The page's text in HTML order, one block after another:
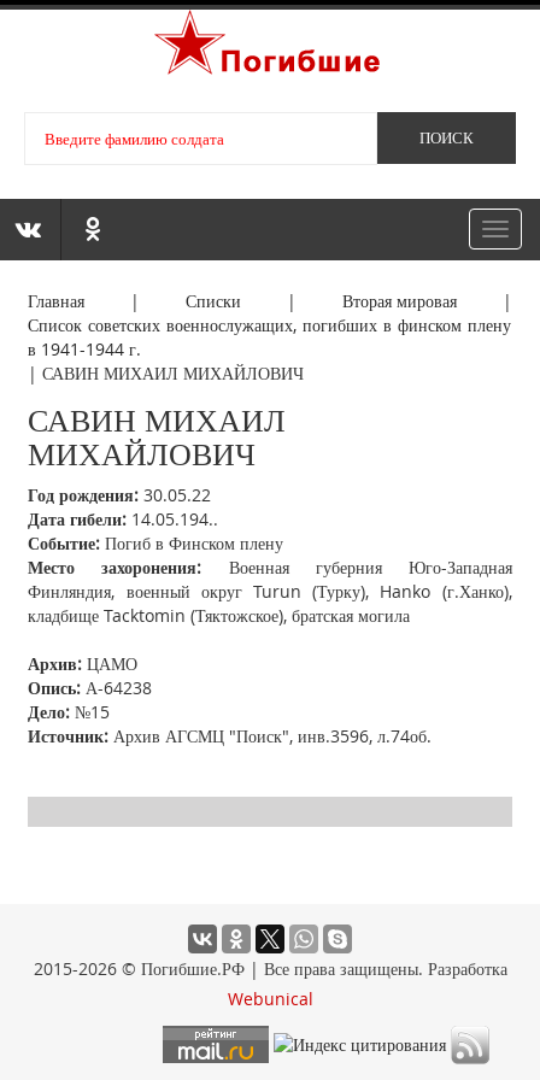
Главная |Списки | Вторая мировая|
Список советских военнослужащих, погибших в финском плену
в 1941-1944 г.
|САВИН МИХАИЛ МИХАЙЛОВИЧ
САВИН МИХАИЛ
МИХАЙЛОВИЧ
Год рождения: 30.05.22
Дата гибели: 14.05.194..
Событие: Погиб в Финском плену
Место захоронения: Военная губерния Юго-Западная
Финляндия, военный округ Turun (Турку), Hanko (г.Ханко),
кладбище Tacktomin (Тяктожское), братская могила
Архив: ЦАМО
Опись: А-64238
Дело: №15
Источник: Архив АГСМЦ "Поиск", инв.3596, л.74об.
2015-2026 © Погибшие.РФ | Все права защищены. Разработка
Webunical